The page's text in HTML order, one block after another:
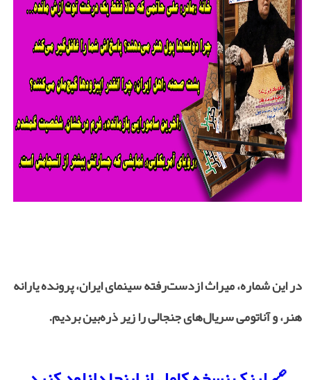
در این شماره، میراث ازدست‌رفته سینمای ایران، پرونده یارانه
هنر، و آناتومی سریال‌های جنجالی را زیر ذره‌بین بردیم.